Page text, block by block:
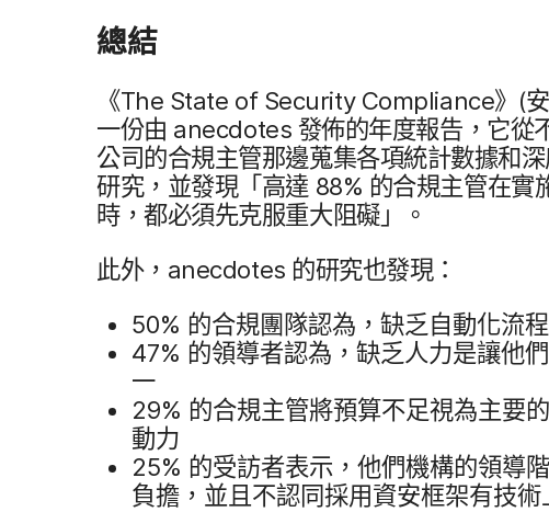
總結
《The State of Security Compliance》​(
一份​由 anecdotes 發佈​的​年度​報告，​它​從​
公司​的​合規​主管​那​邊蒐集​各​項​統計​數據​和​
研究，​並​發現​「高達 88% 的​合規​主管​在​實
時，​都​必須​先克​服​重大​阻礙」。
此外， anecdotes 的​研究​也​發現：
50% 的​合規團​隊​認為，​缺乏​自動化​流
47% 的​領導​者​認為，​缺乏​人力​是​讓​他
一
29% 的​合規​主管​將​預算​不足視​為​主要​
動力
25% 的​受訪​者​表示，​他們​機構​的​領導​
負擔，​並且​不認同​採用​資安​框架有​技術​